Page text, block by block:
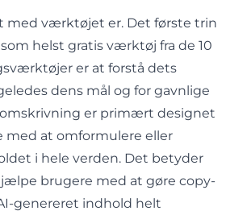
med værktøjet er. Det første trin
helst gratis værktøj fra de 10
er at forstå dets
dens mål og for gavnlige
omskrivning er primært designet
at omformulere eller
i hele verden. Det betyder
brugere med at gøre copy-
genereret indhold helt